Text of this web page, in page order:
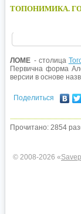
ТОПОНИМИКА.
ЛОМЕ - столица
Первична форма
версии в основе
Поделиться
Прочитано: 2854
© 2008-2026 «